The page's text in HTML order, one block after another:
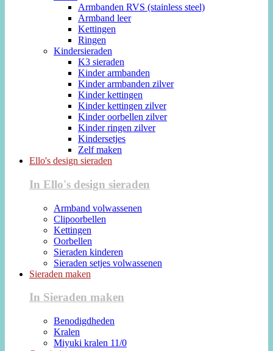
Armbanden RVS (stainless steel)
Armband leer
Kettingen
Ringen
Kindersieraden
K3 sieraden
Kinder armbanden
Kinder armbanden zilver
Kinder kettingen
Kinder kettingen zilver
Kinder oorbellen zilver
Kinder ringen zilver
Kindersetjes
Zelf maken
Ello's design sieraden
In Ello's design sieraden
Armband volwassenen
Clipoorbellen
Kettingen
Oorbellen
Sieraden kinderen
Sieraden setjes volwassenen
Sieraden maken
In Sieraden maken
Benodigdheden
Kralen
Miyuki kralen 11/0